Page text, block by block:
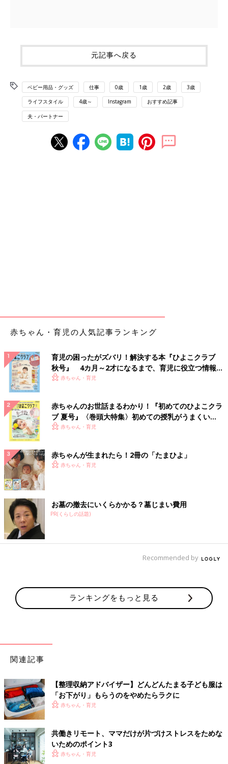
元記事へ戻る
ベビー用品・グッズ 仕事 0歳 1歳 2歳 3歳
ライフスタイル 4歳～ Instagram おすすめ記事
夫・パートナー
赤ちゃん・育児の人気記事ランキング
育児の困ったがズバリ！解決する本『ひよこクラブ
秋号』 4カ月～2才になるまで、育児に役立つ情報が
いっぱい！
赤ちゃん・育児
赤ちゃんのお世話まるわかり！『初めてのひよこクラ
ブ 夏号』〈巻頭大特集〉初めての授乳がうまくい
く！ おっぱい・ミルクの基本と夏のトラブル 解決テ
赤ちゃん・育児
赤ちゃんが生まれたら！2冊の「たまひよ」
赤ちゃん・育児
お墓の撤去にいくらかかる？墓じまい費用
PR(くらしの話題)
Recommended by
ランキングをもっと見る
関連記事
【整理収納アドバイザー】どんどんたまる子ども服は
「お下がり」もらうのをやめたらラクに
赤ちゃん・育児
共働きリモート、ママだけが片づけストレスをためな
いためのポイント3
赤ちゃん・育児